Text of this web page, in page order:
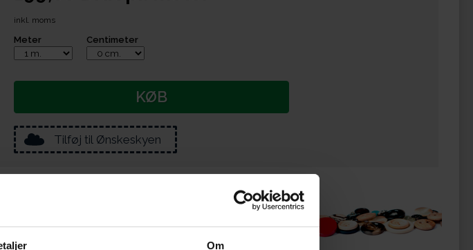
Om
inkl. moms
Meter Centimeter
KØB
Tilføj til Ønskeskyen
i følgende produkter